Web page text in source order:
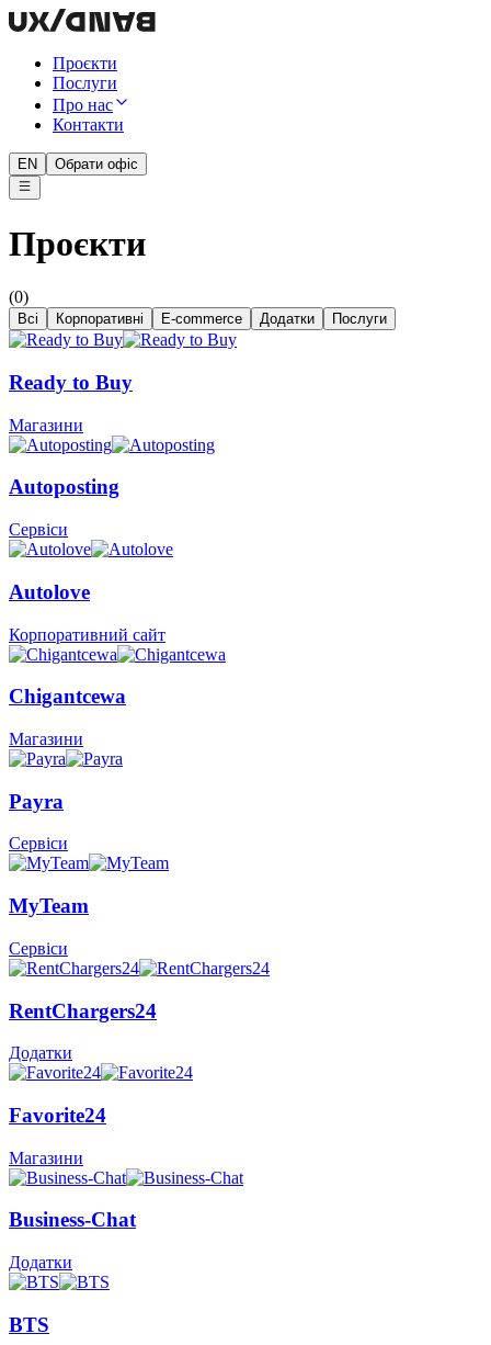
Проєкти
Послуги
Про нас
Контакти
EN Обрати офіс
Проєкти
(0)
Всі Корпоративні E-commerce Додатки Послуги
Ready to Buy
Магазини
Autoposting
Сервіси
Autolove
Корпоративний сайт
Chigantcewa
Магазини
Payra
Сервіси
MyTeam
Сервіси
RentChargers24
Додатки
Favorite24
Магазини
Business-Chat
Додатки
BTS